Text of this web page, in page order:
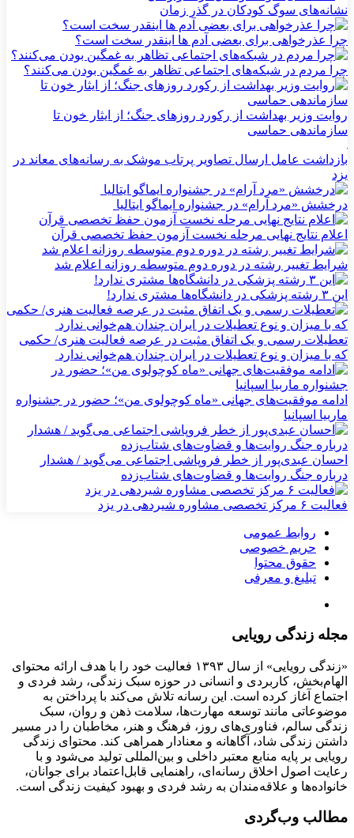
نشانه‌های سوگ کودکان در گذر زمان
چرا عذرخواهی برای بعضی آدم ها اینقدر سخت است؟
چرا مردم در شبکه‌های اجتماعی تظاهر به غمگین بودن می‌کنند؟
روایت وزیر بهداشت از رکورد روزهای جنگ؛ از ایثار خون تا
سازماندهی حماسی
بازداشت عامل ارسال تصاویر پرتاب موشک به رسانه‌های معاند در
یزد
درخشش «مرد آرام» در جشنواره ایماگو ایتالیا
اعلام نتایج نهایی مرحله نخست آزمون حفظ تخصصی قرآن
شرایط تغییر رشته در دوره دوم متوسطه روزانه اعلام شد
این ۳ رشته پزشکی در دانشگاه‌ها مشتری ندارد!
تعطیلات رسمی و یک اتفاق مثبت در عرصه فعالیت هنری/ حکمی
که با میزان و نوع تعطیلات در ایران چندان هم‌خوانی ندارد
ادامه موفقیت‌های جهانی «ماه کوچولوی من»؛ حضور در جشنواره
ماربیا اسپانیا
احسان عبدی‌پور از خطر فروپاشی اجتماعی می‌گوید / هشدار
درباره جنگ روایت‌ها و قضاوت‌های شتاب‌زده
فعالیت ۶ مرکز تخصصی مشاوره شیردهی در یزد
روابط عمومی
حریم خصوصی
حقوق محتوا
تبلیغ و معرفی
مجله زندگی رویایی
«زندگی رویایی» از سال ۱۳۹۳ فعالیت خود را با هدف ارائه محتوای
الهام‌بخش، کاربردی و انسانی در حوزه سبک زندگی، رشد فردی و
اجتماع آغاز کرده است. این رسانه تلاش می‌کند با پرداختن به
موضوعاتی مانند توسعه مهارت‌ها، سلامت ذهن و روان، سبک
زندگی سالم، فناوری‌های روز، فرهنگ و هنر، مخاطبان را در مسیر
داشتن زندگی شاد، آگاهانه و معنادار همراهی کند. محتوای زندگی
رویایی بر پایه منابع معتبر داخلی و بین‌المللی تولید می‌شود و با
رعایت اصول اخلاق رسانه‌ای، راهنمایی قابل‌اعتماد برای جوانان،
خانواده‌ها و علاقه‌مندان به رشد فردی و بهبود کیفیت زندگی است.
مطالب وب‌گردی